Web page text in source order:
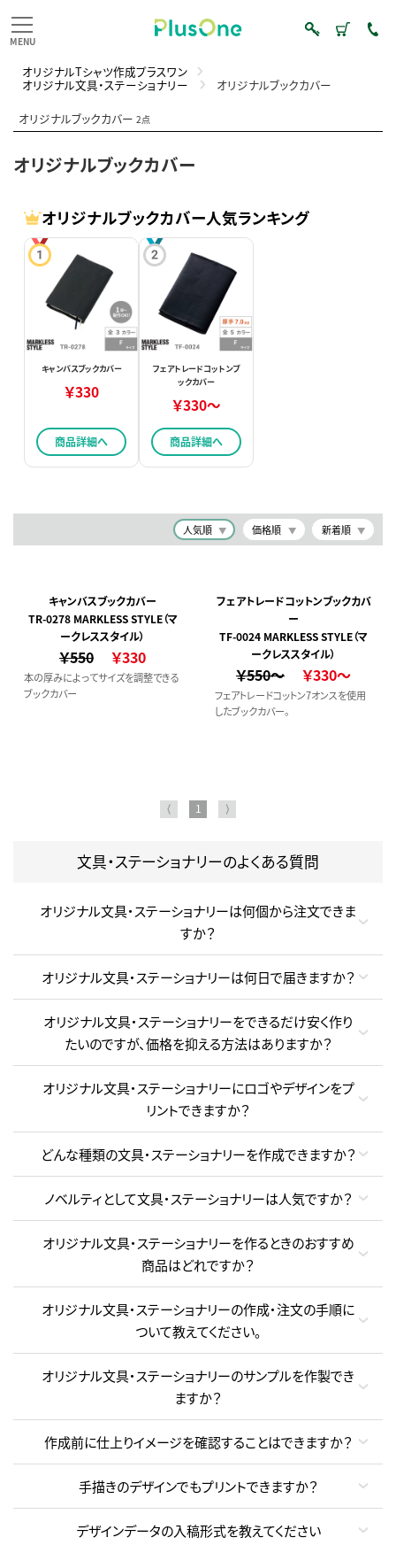
オリジナルTシャツ作成プラスワン
オリジナル文具・ステーショナリー オリジナルブックカバー
オリジナルブックカバー2点
オリジナルブックカバー
オリジナルブックカバー人気ランキング
キャンバスブックカバー
￥330
商品詳細へ
フェアトレードコットンブ
ックカバー
￥330～
商品詳細へ
人気順 価格順 新着順
キャンバスブックカバー
TR-0278 MARKLESS STYLE（マ
ークレススタイル）
￥550 ￥330
本の厚みによってサイズを調整できる
ブックカバー
フェアトレードコットンブックカバ
ー
TF-0024 MARKLESS STYLE（マ
ークレススタイル）
￥550～ ￥330～
フェアトレードコットン7オンスを使用
したブックカバー。
⟨ 1 ⟩
文具・ステーショナリーのよくある質問
オリジナル文具・ステーショナリーは何個から注文できま
すか？
オリジナル文具・ステーショナリーは何日で届きますか？
オリジナル文具・ステーショナリーをできるだけ安く作り
たいのですが、価格を抑える方法はありますか？
オリジナル文具・ステーショナリーにロゴやデザインをプ
リントできますか？
どんな種類の文具・ステーショナリーを作成できますか？
ノベルティとして文具・ステーショナリーは人気ですか？
オリジナル文具・ステーショナリーを作るときのおすすめ
商品はどれですか？
オリジナル文具・ステーショナリーの作成・注文の手順に
ついて教えてください。
オリジナル文具・ステーショナリーのサンプルを作製でき
ますか？
作成前に仕上りイメージを確認することはできますか？
手描きのデザインでもプリントできますか？
デザインデータの入稿形式を教えてください